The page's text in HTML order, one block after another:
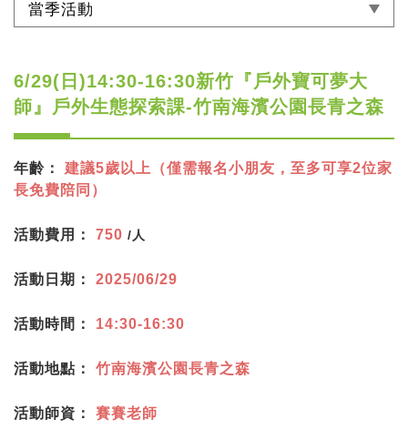
當季活動
6/29(日)14:30-16:30新竹『戶外寶可夢大
師』戶外生態探索課-竹南海濱公園長青之森
年齡： 建議5歲以上（僅需報名小朋友，至多可享2位家
長免費陪同）
活動費用： 750 /人
活動日期： 2025/06/29
活動時間： 14:30-16:30
活動地點： 竹南海濱公園長青之森
活動師資： 賽賽老師